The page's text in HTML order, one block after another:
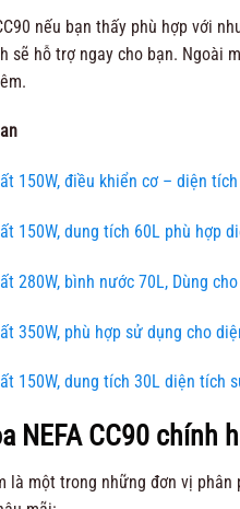
nếu bạn thấy phù hợp với
sẽ hỗ trợ ngay cho bạn. Ngoài
150W, điều khiển cơ – diện
150W, dung tích 60L phù hợp
280W, bình nước 70L, Dùng
350W, phù hợp sử dụng cho
150W, dung tích 30L diện tích
NEFA CC90 chính
là một trong những đơn vị